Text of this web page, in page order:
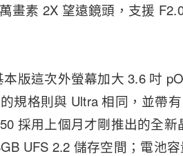
畫素 2X 望遠鏡頭，支援
版這次外螢幕加大 3.6 吋
規格則與 Ultra 相同，並帶
採用上個月才剛推出的全
UFS 2.2 儲存空間；電池